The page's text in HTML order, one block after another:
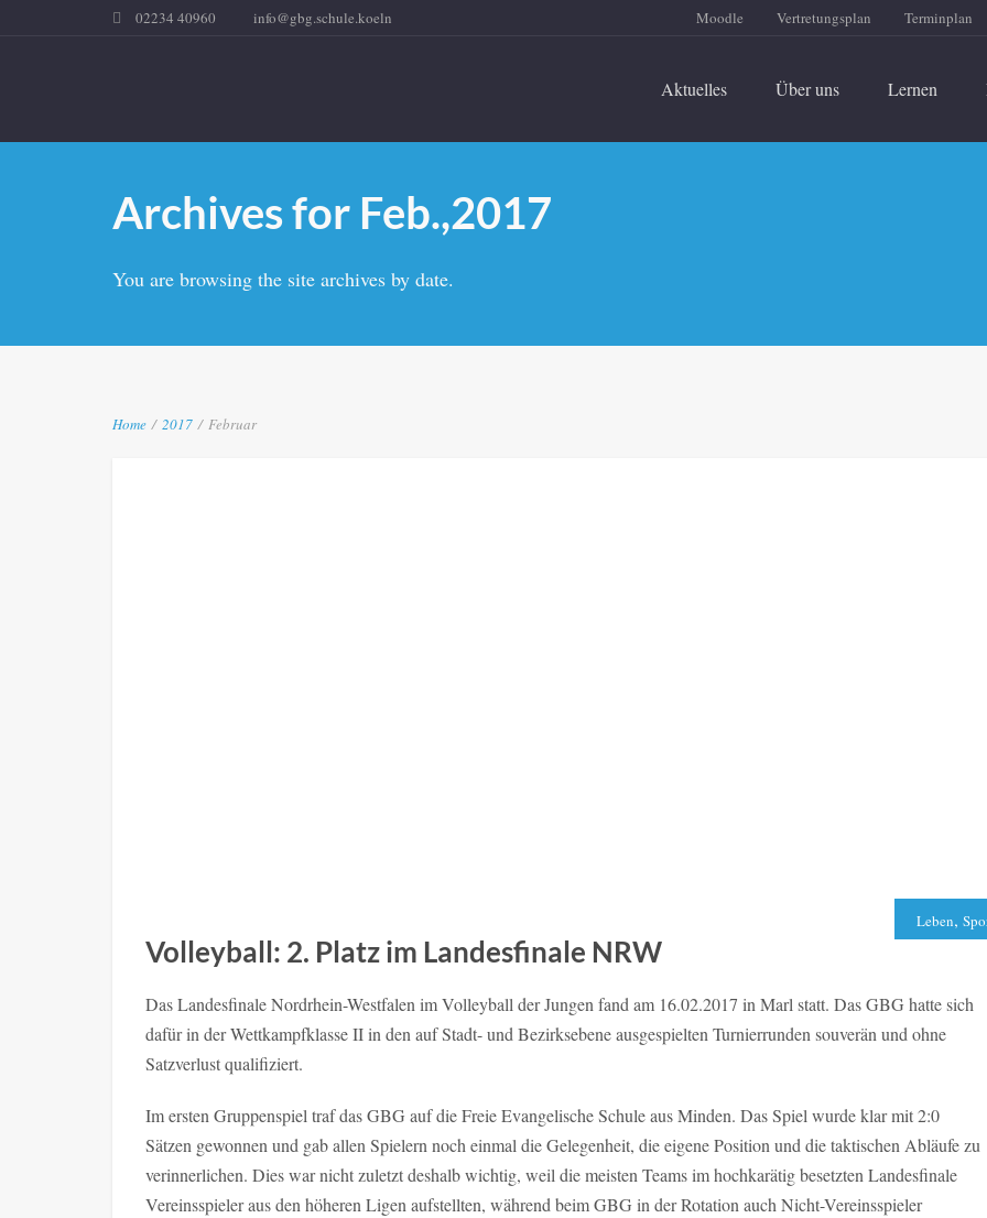
02234 40960 info@gbg.schule.koeln Moodle Vertretungsplan Terminplan
Aktuelles Über uns Lernen
Archives for Feb.,2017
You are browsing the site archives by date.
Home / 2017 / Februar
Leben,
Volleyball: 2. Platz im Landesfinale NRW
Das Landesfinale Nordrhein-Westfalen im Volleyball der Jungen fand am 16.02.2017 in Marl statt. Das GBG hatte sich
dafür in der Wettkampfklasse II in den auf Stadt- und Bezirksebene ausgespielten Turnierrunden souverän und ohne
Satzverlust qualifiziert.
Im ersten Gruppenspiel traf das GBG auf die Freie Evangelische Schule aus Minden. Das Spiel wurde klar mit 2:0
Sätzen gewonnen und gab allen Spielern noch einmal die Gelegenheit, die eigene Position und die taktischen Abläufe zu
verinnerlichen. Dies war nicht zuletzt deshalb wichtig, weil die meisten Teams im hochkarätig besetzten Landesfinale
Vereinsspieler aus den höheren Ligen aufstellten, während beim GBG in der Rotation auch Nicht-Vereinsspieler